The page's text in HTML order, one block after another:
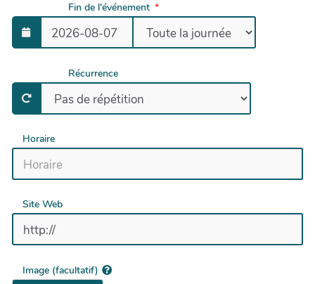
Fin de l'événement
Récurrence
Horaire
Site Web
Image (facultatif)